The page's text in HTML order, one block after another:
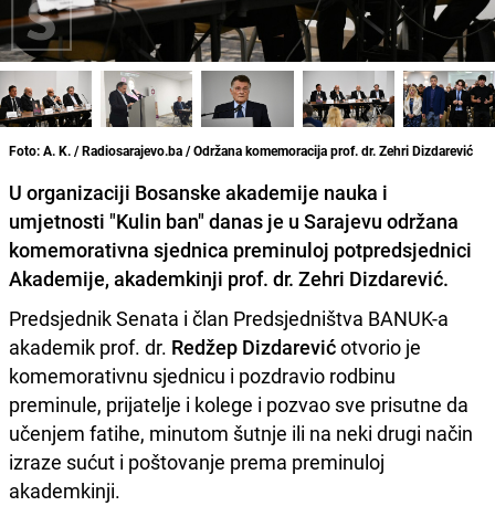
Foto: A. K. / Radiosarajevo.ba / Održana komemoracija prof. dr. Zehri Dizdarević
U organizaciji Bosanske akademije nauka i
umjetnosti "Kulin ban" danas je u Sarajevu održana
komemorativna sjednica preminuloj potpredsjednici
Akademije, akademkinji prof. dr. Zehri Dizdarević.
Predsjednik Senata i član Predsjedništva BANUK-a
akademik prof. dr. Redžep Dizdarevićotvorio je
komemorativnu sjednicu i pozdravio rodbinu
preminule, prijatelje i kolege i pozvao sve prisutne da
učenjem fatihe, minutom šutnje ili na neki drugi način
izraze sućut i poštovanje prema preminuloj
akademkinji.